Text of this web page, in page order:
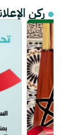
ركن